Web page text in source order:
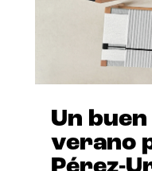
Un
verano